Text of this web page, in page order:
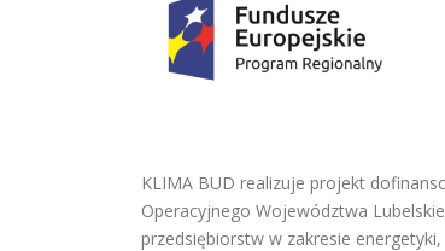
KLIMA BUD realizuje projekt
Operacyjnego Województwa
przedsiębiorstw w zakresie